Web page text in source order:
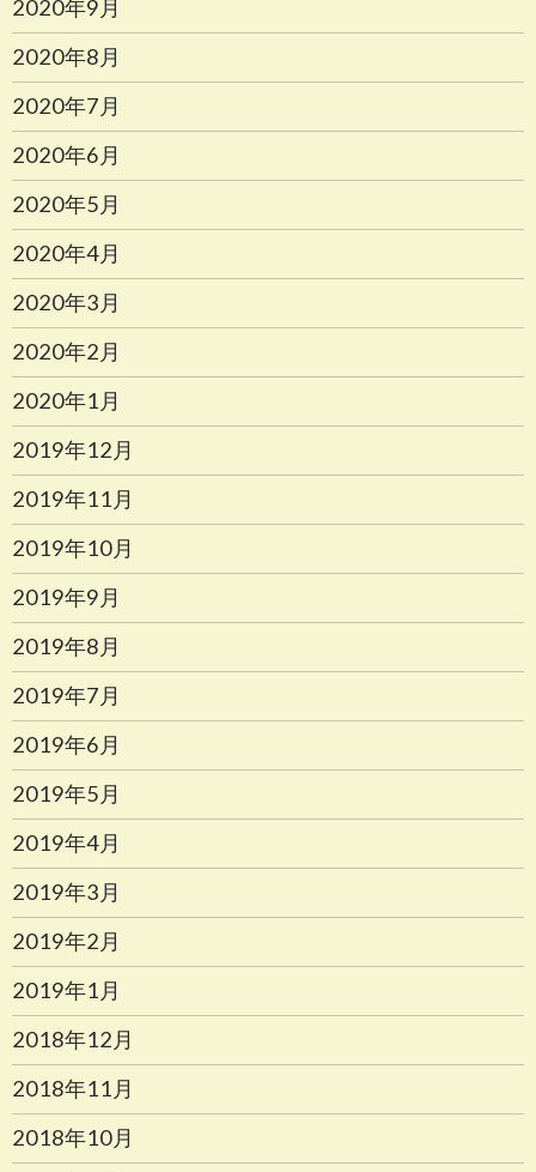
2020年9月
2020年8月
2020年7月
2020年6月
2020年5月
2020年4月
2020年3月
2020年2月
2020年1月
2019年12月
2019年11月
2019年10月
2019年9月
2019年8月
2019年7月
2019年6月
2019年5月
2019年4月
2019年3月
2019年2月
2019年1月
2018年12月
2018年11月
2018年10月